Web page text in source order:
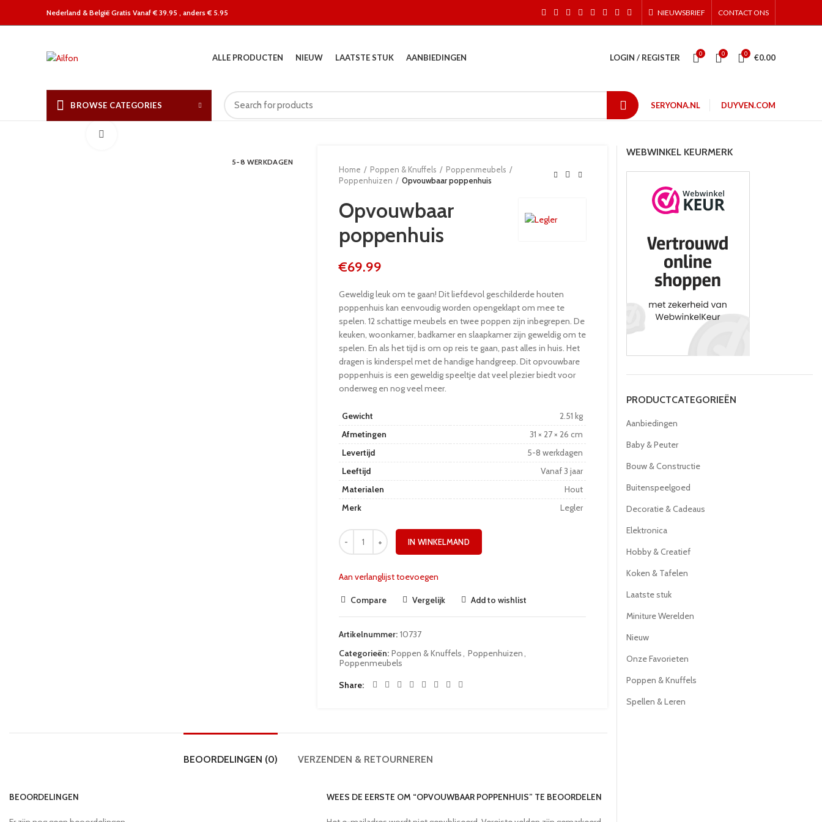
Nederland & België Gratis Vanaf € 39.95 , anders € 5.95 NIEUWSBRIEF CONTACT ONS
ALLE PRODUCTEN NIEUW LAATSTE STUK AANBIEDINGEN LOGIN / REGISTER 0 0 0 €0.00
BROWSE CATEGORIES SERYONA.NL DUYVEN.COM
5-8 WERKDAGEN
Home Poppen & Knuffels
Poppenmeubels
Poppenhuizen
Opvouwbaar poppenhuis
Opvouwbaar
poppenhuis
€69.99
Geweldig leuk om te gaan! Dit liefdevol geschilderde houten
poppenhuis kan eenvoudig worden opengeklapt om mee te
spelen. 12 schattige meubels en twee poppen zijn inbegrepen. De
keuken, woonkamer, badkamer en slaapkamer zijn geweldig om te
spelen. En als het tijd is om op reis te gaan, past alles in huis. Het
dragen is kinderspel met de handige handgreep. Dit opvouwbare
poppenhuis is een geweldig speeltje dat veel plezier biedt voor
onderweg en nog veel meer.
Gewicht
2.51 kg
Afmetingen
31 × 27 × 26 cm
Levertijd
5-8 werkdagen
Leeftijd
Vanaf 3 jaar
Materialen
Hout
Merk
Legler
IN WINKELMAND
Aan verlanglijst toevoegen
Compare Vergelijk Add to wishlist
Artikelnummer: 10737
Categorieën: Poppen & Knuffels, Poppenhuizen,
Poppenmeubels
Share
BEOORDELINGEN (0) VERZENDEN & RETOURNEREN
BEOORDELINGEN WEES DE EERSTE OM “OPVOUWBAAR POPPENHUIS” TE BEOORDELEN
WEBWINKEL KEURMERK
PRODUCTCATEGORIEËN
Aanbiedingen
Baby & Peuter
Bouw & Constructie
Buitenspeelgoed
Decoratie & Cadeaus
Elektronica
Hobby & Creatief
Koken & Tafelen
Laatste stuk
Miniture Werelden
Nieuw
Onze Favorieten
Poppen & Knuffels
Spellen & Leren